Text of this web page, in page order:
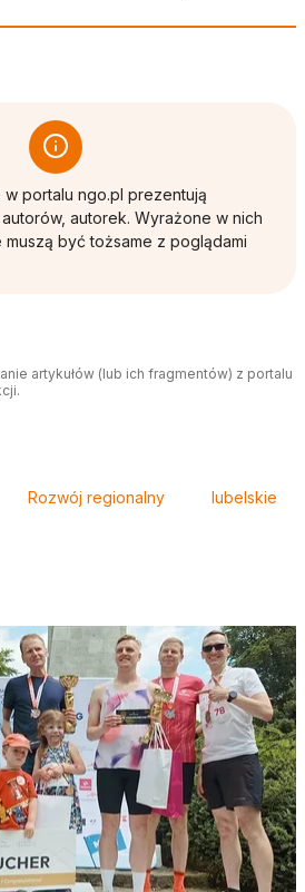
w portalu ngo.pl prezentują
autorek. Wyrażone w nich
być tożsame z poglądami
artykułów (lub ich fragmentów) z portalu
Rozwój regionalny lubelskie